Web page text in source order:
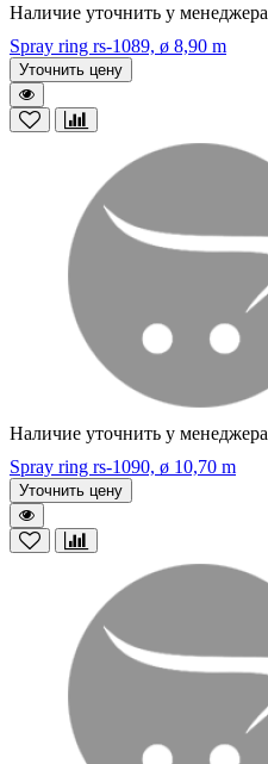
Наличие уточнить у менеджера
Spray ring rs-1089, ø 8,90 m
Уточнить цену
Наличие уточнить у менеджера
Spray ring rs-1090, ø 10,70 m
Уточнить цену